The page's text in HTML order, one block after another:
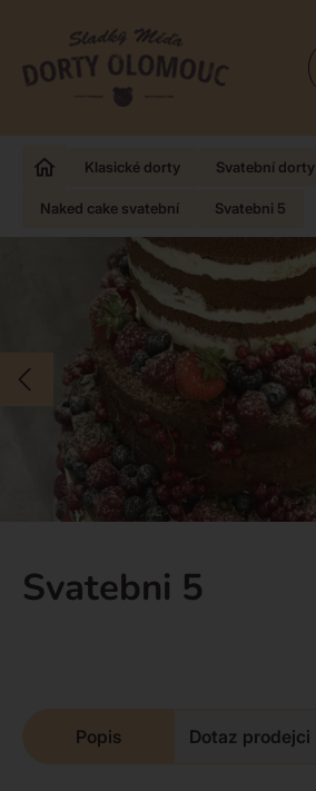
Dorty
ZakázkovéKlasické dorty Svatební dorty
Naked cake svatební Svatebni 5
Svatebni 5
Popis Dotaz prodejci